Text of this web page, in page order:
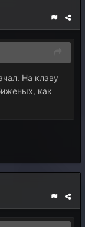
На клаву
как